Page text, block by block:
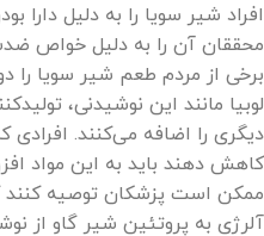
افراد شیر سویا را به دلیل دارا
محققان آن را به دلیل خواص
برخی از مردم طعم شیر سویا را
لوبیا مانند این نوشیدنی،
دیگری را اضافه می‌کنند.
کاهش دهند باید به این مواد
آلرژی به پروتئین شیر گاو از